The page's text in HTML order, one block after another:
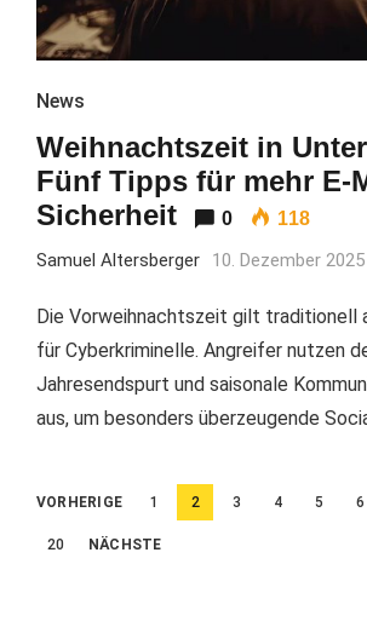
News
Weihnachtszeit in
Fünf Tipps für mehr E-
Sicherheit
0 118
Samuel Altersberger 10. Dezember 2025
Die Vorweihnachtszeit gilt traditionell
für Cyberkriminelle. Angreifer nutzen
Jahresendspurt und saisonale
aus, um besonders überzeugende
Beitragsnavigation
VORHERIGE 1 2 3 4 5 6
20 NÄCHSTE